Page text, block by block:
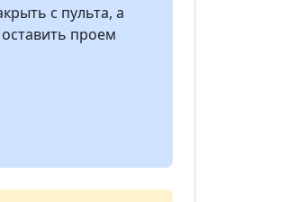
с пульта, а
проем